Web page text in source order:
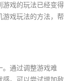
游戏的玩法已经变得
戏玩法的方法，帮
。通过调整游戏难